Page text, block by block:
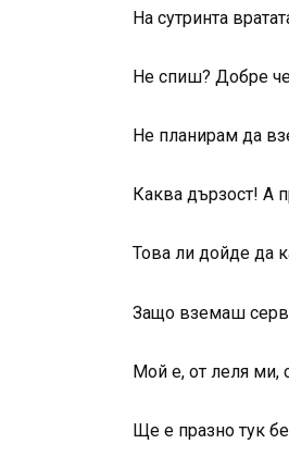
На сутринта
Не спиш? Добре
Не планирам да
Каква дързост! А
Това ли дойде да
Защо вземаш
Мой е, от леля ми,
Ще е празно тук